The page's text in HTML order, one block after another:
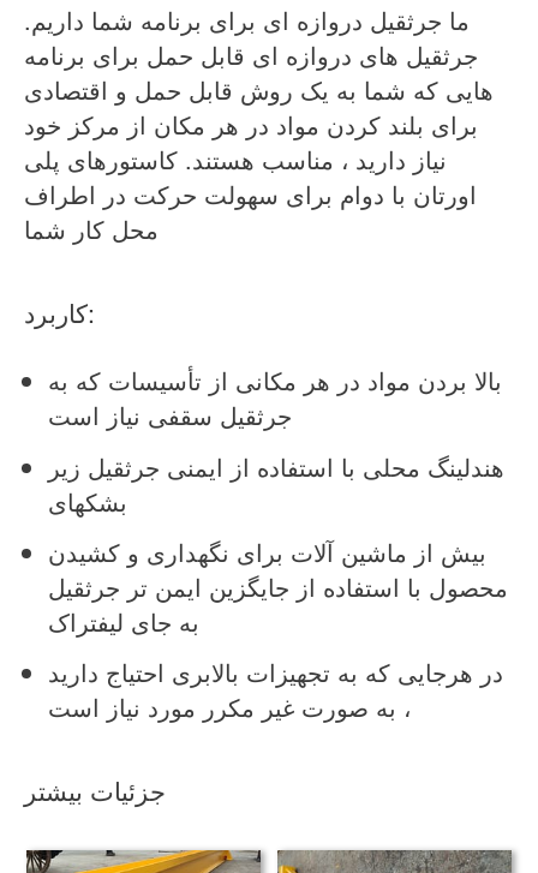
ما جرثقیل دروازه ای برای برنامه شما داریم.
جرثقیل های دروازه ای قابل حمل برای برنامه
هایی که شما به یک روش قابل حمل و اقتصادی
برای بلند کردن مواد در هر مکان از مرکز خود
نیاز دارید ، مناسب هستند. کاستورهای پلی
اورتان با دوام برای سهولت حرکت در اطراف
محل کار شما
کاربرد:
بالا بردن مواد در هر مکانی از تأسیسات که به
جرثقیل سقفی نیاز است
هندلینگ محلی با استفاده از ایمنی جرثقیل زیر
بشکهای
بیش از ماشین آلات برای نگهداری و کشیدن
محصول با استفاده از جایگزین ایمن تر جرثقیل
به جای لیفتراک
در هرجایی که به تجهیزات بالابری احتیاج دارید
، به صورت غیر مکرر مورد نیاز است
جزئیات بیشتر